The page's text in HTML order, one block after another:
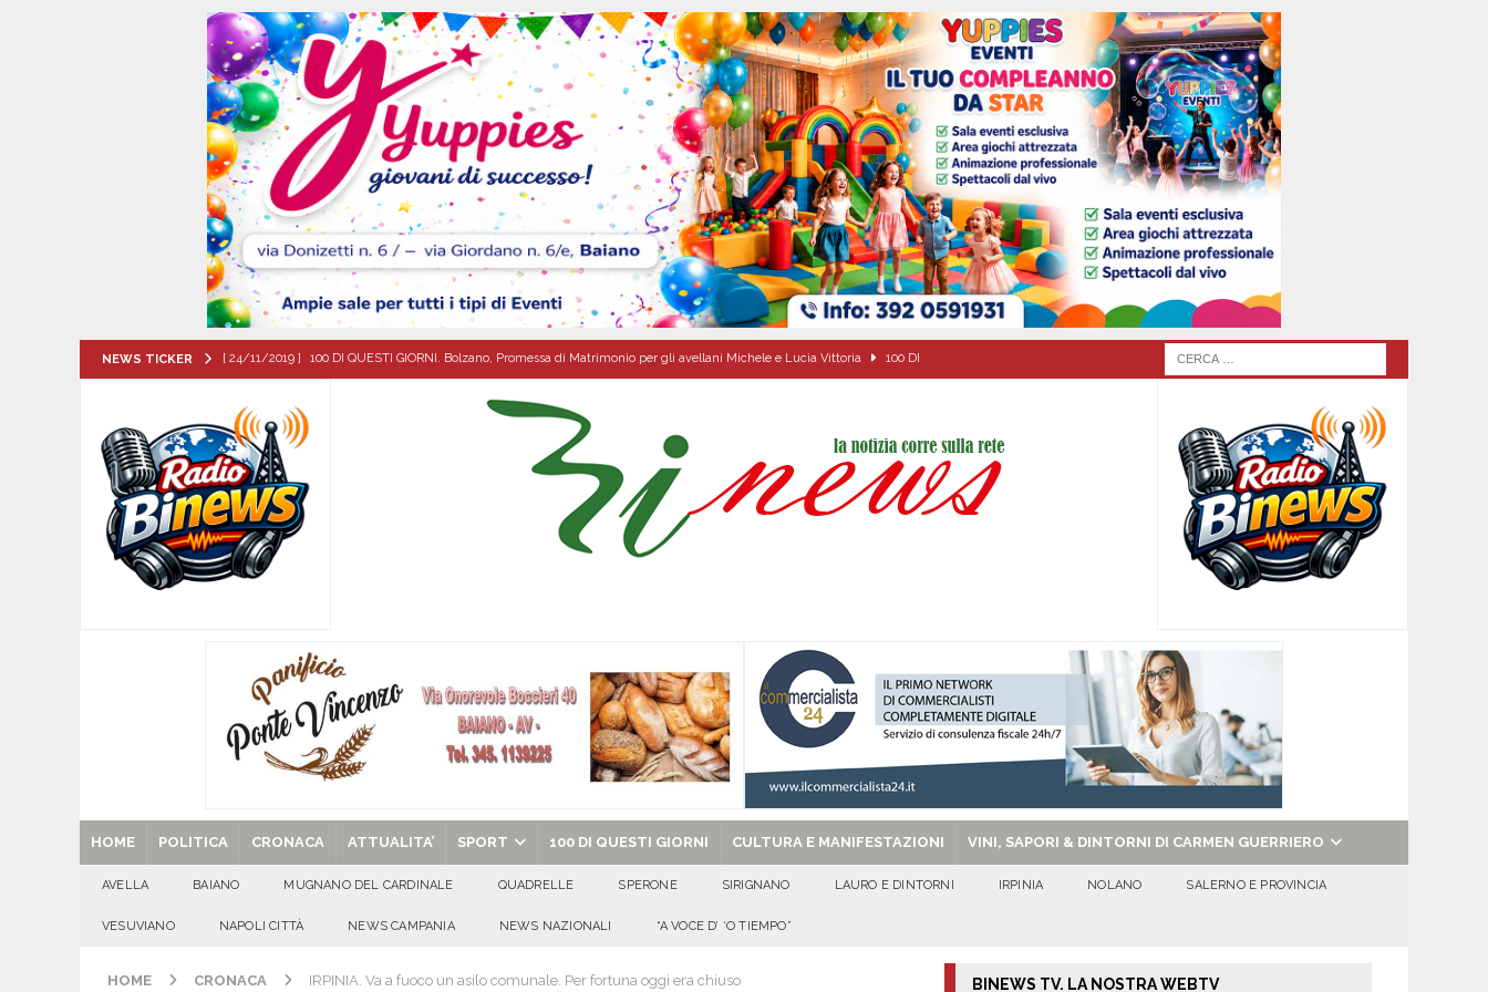
NEWS TICKER [ 24/11/2019 ] 100 DI QUESTI GIORNI. Bolzano, Promessa di Matrimonio per gli avellani Michele e Lucia Vittoria 100 DI
[ 06/08/2026 ] Il comune di Meta di Sorrento stipula protolocco d’intesa con la guardia Agroforestale Italiana
CITTA'
[ 06/08/2026 ] Mugnano del Cardinale, Iolanda Prisco è la nuova agente della Polizia Municipale ATTUALITA'
[ 06/08/2026 ] Lutto ad Avella: è scomparso il dott. Domenico Amato, aveva 85 anni
[ 06/08/2026 ]
[ 06/08/2026 ] VALLESACCARDA, torna CumVivere: la tavola come simbolo di condivisione, armonia e bellezza.
E MANIFESTAZIONI
[ 29/08/2025 ] SANT’Oggi. Venerdì 29 agosto la chiesa celebra il Martirio di san Giovanni Battista e santa Sabina EVIDENZA
HOME POLITICA CRONACA ATTUALITA’ SPORT 100 DI QUESTI GIORNI CULTURA E MANIFESTAZIONI VINI, SAPORI & DINTORNI DI CARMEN GUERRIERO
AVELLA BAIANO MUGNANO DEL CARDINALE QUADRELLE SPERONE SIRIGNANO LAURO E DINTORNI IRPINIA NOLANO SALERNO E PROVINCIA
VESUVIANO NAPOLI CITTÀ NEWS CAMPANIA NEWS NAZIONALI “A VOCE D’ ‘O TIEMPO”
HOME CRONACA IRPINIA. Va a fuoco un asilo comunale. Per fortuna oggi era chiuso BINEWS TV. LA NOSTRA WEBTV